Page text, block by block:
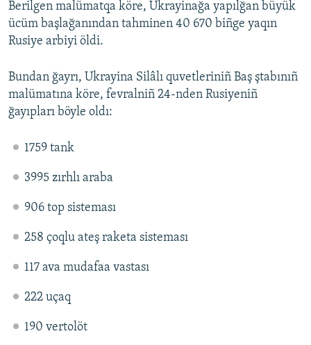
Berilgen malümatqa köre, Ukrayinağa yapılğan büyük
ücüm başlağanından tahminen 40 670 biñge yaqın
Rusiye arbiyi öldi.
Bundan ğayrı, Ukrayina Silâlı quvetleriniñ Baş ştabınıñ
malümatına köre, fevralniñ 24-nden Rusiyeniñ
ğayıpları böyle oldı:
1759 tank
3995 zırhlı araba
906 top sisteması
258 çoqlu ateş raketa sisteması
117 ava mudafaa vastası
222 uçaq
190 vertolöt